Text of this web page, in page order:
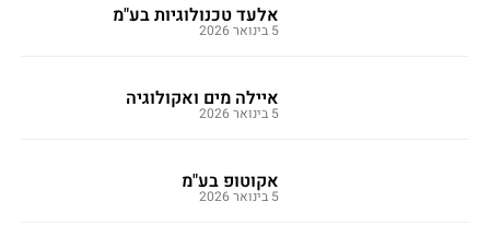
אלעד טכנולוגיות בע"מ
5 בינואר 2026
איילה מים ואקולוגיה
5 בינואר 2026
אקוטופ בע"מ
5 בינואר 2026